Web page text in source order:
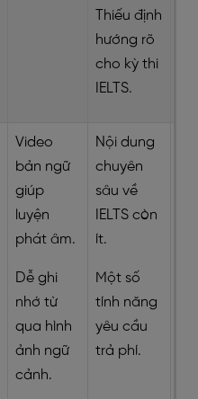
Thiếu định
hướng rõ
cho kỳ thi
IELTS.
Video
bản ngữ
giúp
luyện
phát âm.
Dễ ghi
nhớ từ
qua hình
ảnh ngữ
cảnh.
Nội dung
chuyên
sâu về
IELTS còn
ít.
Một số
tính năng
yêu cầu
trả phí.